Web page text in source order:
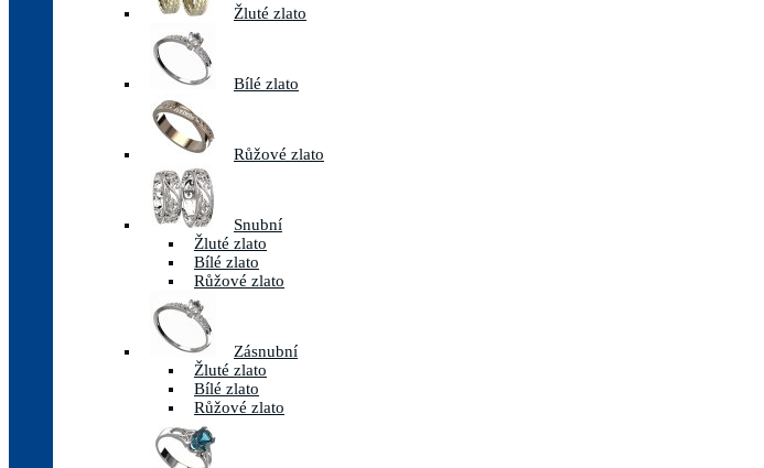
Žluté zlato
Bílé zlato
Růžové zlato
Snubní
Žluté zlato
Bílé zlato
Růžové zlato
Zásnubní
Žluté zlato
Bílé zlato
Růžové zlato